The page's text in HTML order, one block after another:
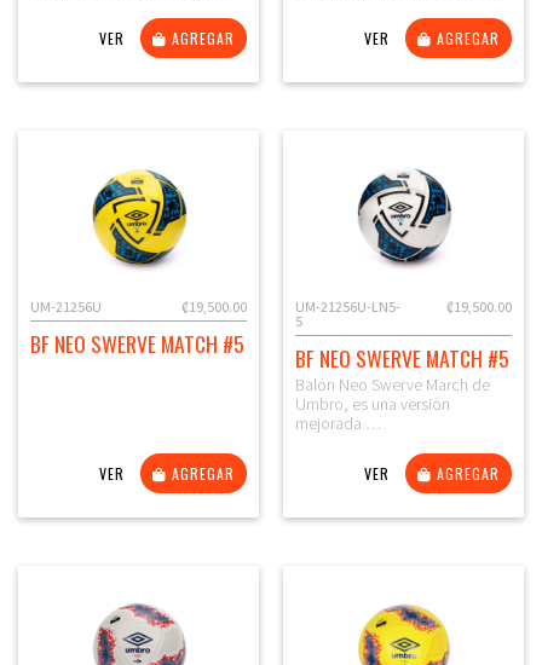
VER AGREGAR VER AGREGAR
₡19,500.00
UM-21256U
BF NEO SWERVE MATCH #5
VER AGREGAR
₡19,500.00
UM-21256U-LN5-
5
BF NEO SWERVE MATCH #5
Balón Neo Swerve March de
Umbro, es una versión
mejorada …
VER AGREGAR